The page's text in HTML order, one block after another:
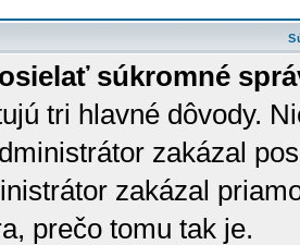
súkromné
tri hlavné dôvody.
zakázal
zakázal
prečo tomu tak je.